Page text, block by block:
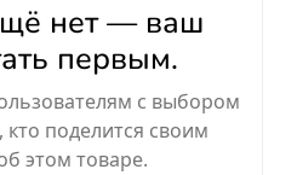
нет — ваш
первым.
с выбором
поделится своим
этом товаре.